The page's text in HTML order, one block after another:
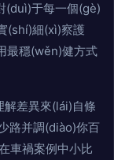
(duì)于每一個(gè)
(shí)細(xì)察護
最穩(wěn)健方式
差異來(lái)自條
路并調(diào)你百
車禍案例中小比